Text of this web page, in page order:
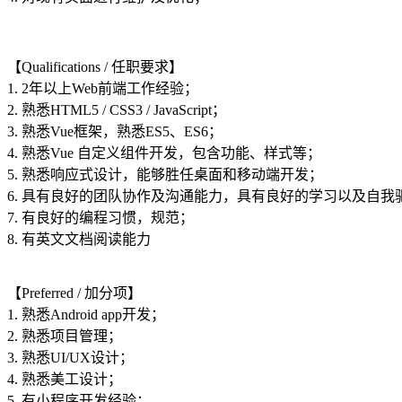
【Qualifications / 任职要求】
1. 2年以上Web前端工作经验；
2. 熟悉HTML5 / CSS3 / JavaScript；
3. 熟悉Vue框架，熟悉ES5、ES6；
4. 熟悉Vue 自定义组件开发，包含功能、样式等；
5. 熟悉响应式设计，能够胜任桌面和移动端开发；
6. 具有良好的团队协作及沟通能力，具有良好的学习以及自我
7. 有良好的编程习惯，规范；
8. 有英文文档阅读能力
【Preferred / 加分项】
1. 熟悉Android app开发；
2. 熟悉项目管理；
3. 熟悉UI/UX设计；
4. 熟悉美工设计；